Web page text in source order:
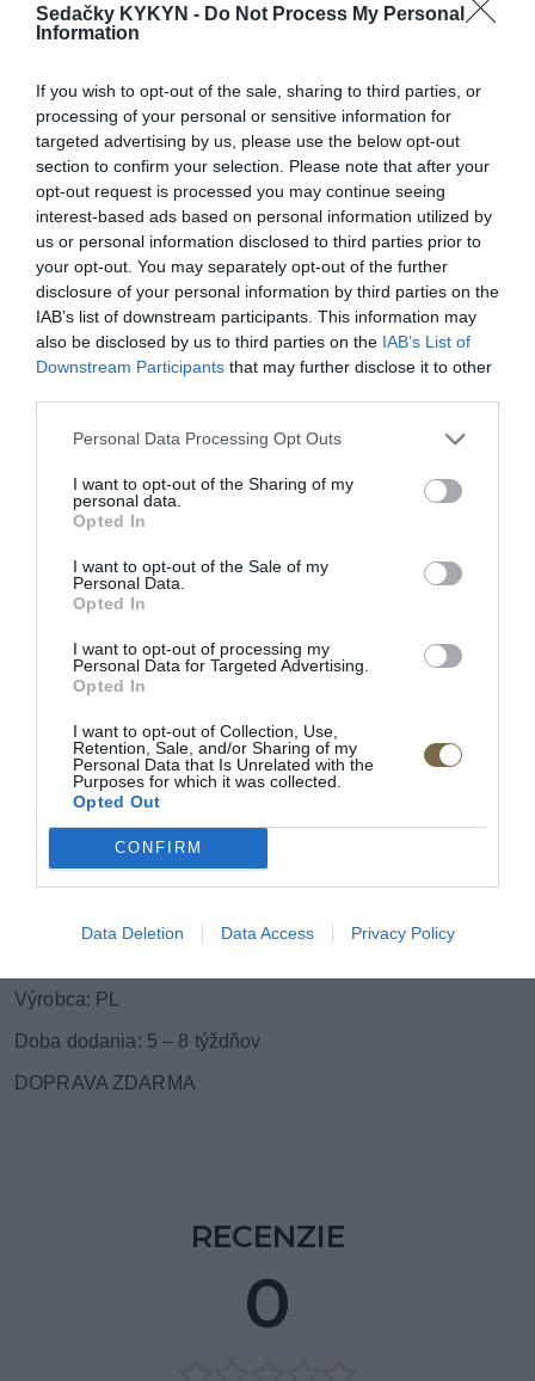
Sedačky KYKYN - Do Not Process My Personal
Information
If you wish to opt-out of the sale, sharing to third parties, or
processing of your personal or sensitive information for
targeted advertising by us, please use the below opt-out
section to confirm your selection. Please note that after your
opt-out request is processed you may continue seeing
interest-based ads based on personal information utilized by
us or personal information disclosed to third parties prior to
your opt-out. You may separately opt-out of the further
disclosure of your personal information by third parties on the
IAB’s list of downstream participants. This information may
also be disclosed by us to third parties on the IAB’s List of
Downstream Participants that may further disclose it to other
Personal Data Processing Opt Outs
I want to opt-out of the Sharing of my
personal data.
Opted In
I want to opt-out of the Sale of my
Personal Data.
Opted In
I want to opt-out of processing my
Personal Data for Targeted Advertising.
Opted In
I want to opt-out of Collection, Use,
Retention, Sale, and/or Sharing of my
Personal Data that Is Unrelated with the
Purposes for which it was collected.
Opted Out
CONFIRM
Data Deletion Data Access Privacy Policy
Kožená sedačka Jupiter: 3
sed pevná
POPIS PRODUKTU
Rozmer trojsedu:
Šírka: 200 cm
Výška:105 cm
Hĺbka: 100 cm
Rozmer dvojsedu:
160 cm
Hĺbka:100 cm
Rozmer kresla:
cm
Výška:105 cm
Výrobca: PL
Doba dodania: 5 – 8 týždňov
DOPRAVA ZDARMA
RECENZIE
0